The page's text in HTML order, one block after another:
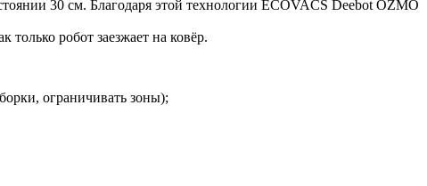
30 см. Благодаря этой технологии ECOVACS Deebot OZMO
робот заезжает на ковёр.
ограничивать зоны);